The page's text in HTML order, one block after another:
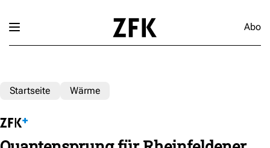
Abo
Startseite Wärme